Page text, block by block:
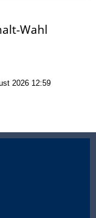
Wahl
2026 12:59